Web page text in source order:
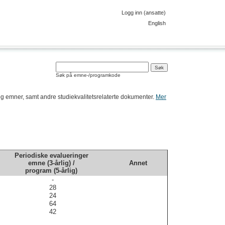
Logg inn (ansatte)
English
Søk på emne-/programkode
samt andre studiekvalitetsrelaterte dokumenter. Mer
Periodiske evalueringer
emne (3-årlig) /
program (5-årlig)
Annet
-
28
24
64
42